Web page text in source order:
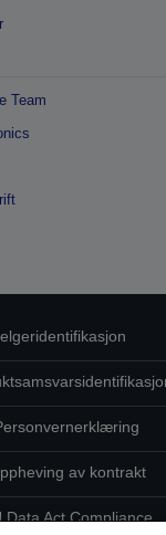
Team
av kontrakt
Data Act Compliance